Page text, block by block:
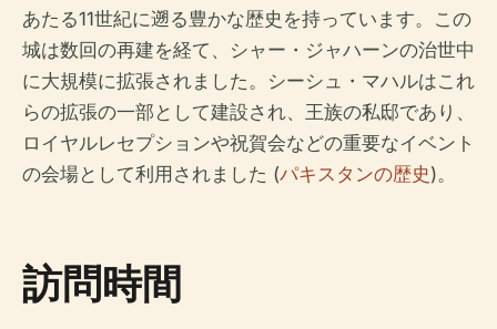
あたる11世紀に遡る豊かな歴史を持っています。この
城は数回の再建を経て、シャー・ジャハーンの治世中
に大規模に拡張されました。シーシュ・マハルはこれ
らの拡張の一部として建設され、王族の私邸であり、
ロイヤルレセプションや祝賀会などの重要なイベント
の会場として利用されました (パキスタンの歴史)。
訪問時間